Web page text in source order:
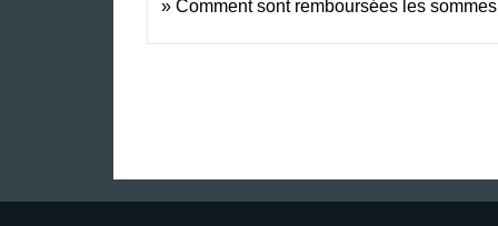
Comment sont remboursées les